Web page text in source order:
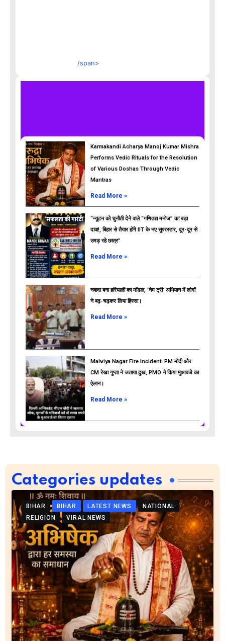
/span>
ads
Karmakandi Acharya Manoj Kumar Mishra
Performs Vedic Rituals for the Resolution
of Various Doshas Through Vedic
Mantras
Read More »
“न्यूटन को चुनौती देने वाले “गणितज्ञ मनोज” का बड़ा
दावा!, बिहार से तैयार होंगे IIT के नए सुपरस्टार, दूर-दूर से
उमड़ रहे छात्र”
Read More »
नवादा बना हरियाली का मॉडल, ‘नेम ट्री’ अभियान में लोगों
ने बढ़-चढ़कर लिया हिस्सा।
Read More »
Malviya Nagar Fire Incident: PM मोदी और
CM रेखा गुप्ता ने जताया दुख, PMO ने किया मुआवजे का
ऐलान।
Read More »
Categories updates
BIHAR BIHAR LATEST NEWS
NATIONAL
RELIGION
VIRAL NEWS